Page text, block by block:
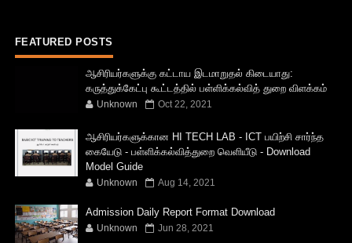
FEATURED POSTS
ஆசிரியர்களுக்கு கட்டாய இடமாறுதல் கிடையாது:
கருத்துக்கேட்பு கூட்டத்தில் பள்ளிக்கல்வித் துறை விளக்கம்
Unknown Oct 22, 2021
ஆசிரியர்களுக்கான HI TECH LAB - ICT பயிற்சி சார்ந்த
கையேடு - பள்ளிக்கல்வித்துறை வெளியீடு - Download
Model Guide
Unknown Aug 14, 2021
Admission Daily Report Format Download
Unknown Jun 28, 2021